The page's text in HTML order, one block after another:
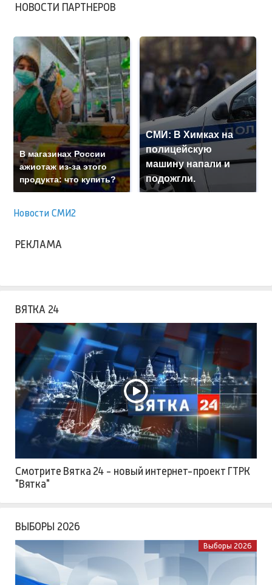
НОВОСТИ ПАРТНЕРОВ
В магазинах России
ажиотаж из-за этого
продукта: что купить?
СМИ: В Химках на
полицейскую
машину напали и
подожгли.
Новости СМИ2
РЕКЛАМА
ВЯТКА 24
Смотрите Вятка 24 - новый интернет-проект ГТРК
"Вятка"
ВЫБОРЫ 2026
Выборы 2026